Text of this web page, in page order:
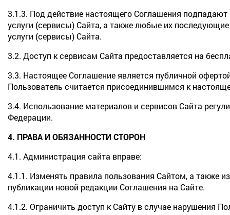
3.1.3. Под действие настоящего Соглашения
услуги (сервисы) Сайта, а также любые их
услуги (сервисы) Сайта.
3.2. Доступ к сервисам Сайта предоставляется на
3.3. Настоящее Соглашение является публичной
Пользователь считается присоединившимся к
3.4. Использование материалов и сервисов Сайта
Федерации.
4. ПРАВА И ОБЯЗАННОСТИ СТОРОН
4.1. Администрация сайта вправе:
4.1.1. Изменять правила пользования Сайтом, а также
публикации новой редакции Соглашения на Сайте.
4.1.2. Ограничить доступ к Сайту в случае нарушения